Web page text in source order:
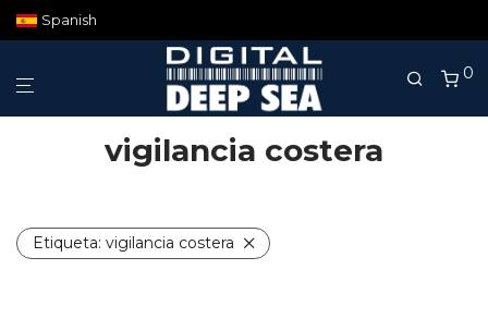
Spanish
0
vigilancia costera
Etiqueta: vigilancia costera